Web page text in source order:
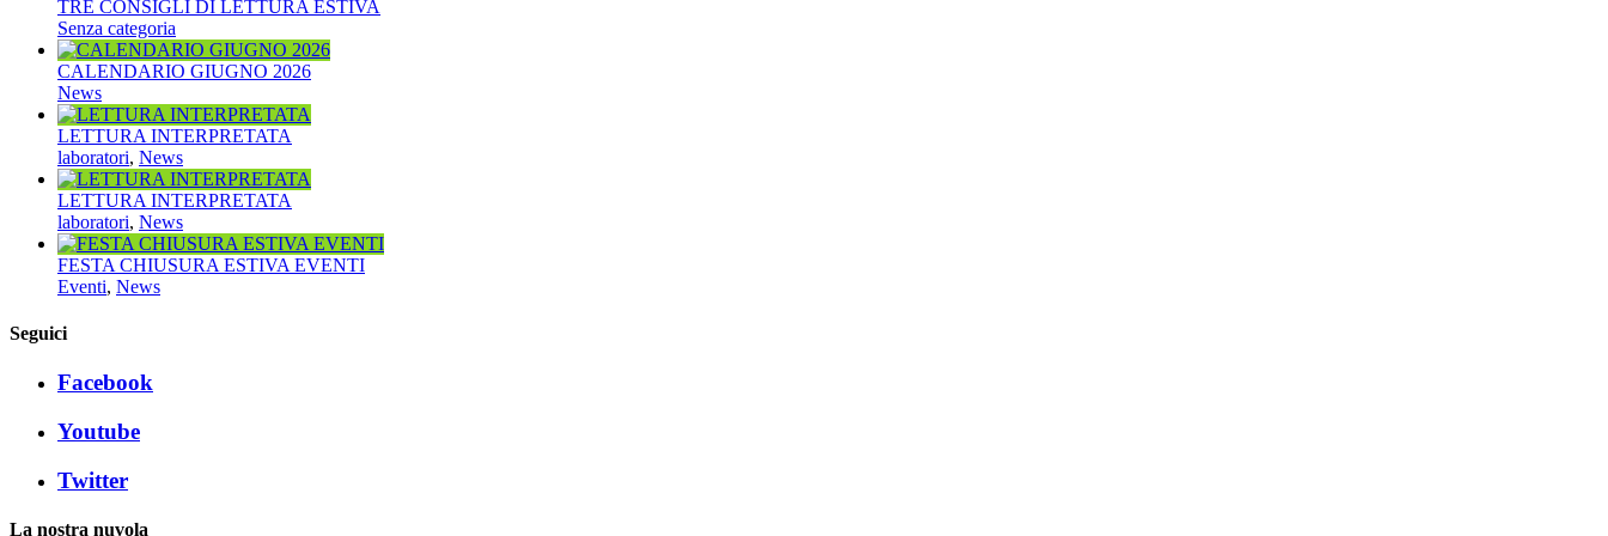
TRE CONSIGLI DI LETTURA ESTIVA
Senza categoria
CALENDARIO GIUGNO 2026
News
LETTURA INTERPRETATA
laboratori, News
LETTURA INTERPRETATA
laboratori, News
FESTA CHIUSURA ESTIVA EVENTI
Eventi, News
Seguici
Facebook
Youtube
Twitter
La nostra nuvola